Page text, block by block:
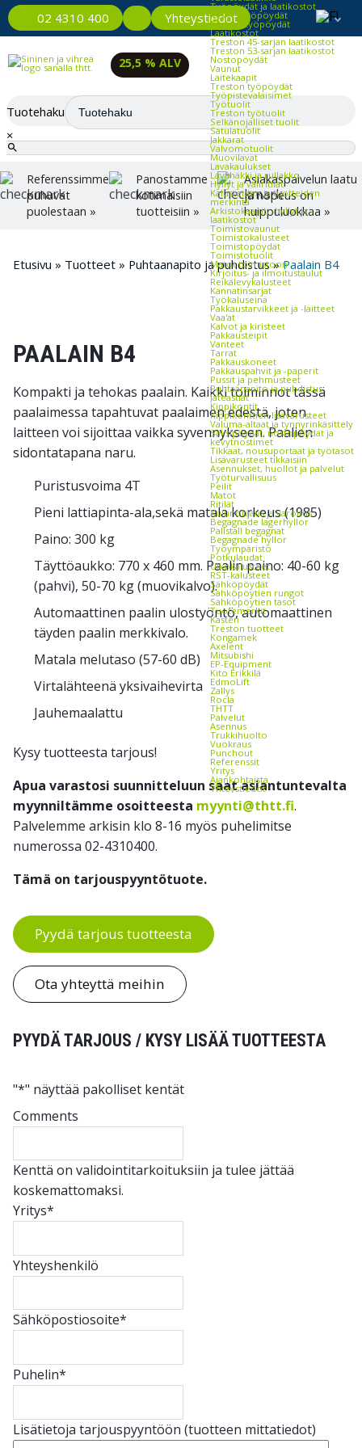
02 4310 400 Yhteystiedot
Työpöydät ja laatikostot
Kevyet työpöydät
Raskaat työpöydät
Laatikostot
Treston 45-sarjan laatikostot
Treston 53-sarjan laatikostot
Nostopöydät
Vaunut
Laitekaapit
Treston työpöydät
Työpistevalaisimet
Työtuolit
Treston työtuolit
Selkänojalliset tuolit
Satulatuolit
Jakkarat
Valvomotuolit
Muovilavat
Lavakaulukset
Lavahäkki ja rullakko
Hyllyt ja väliritilät
Kalusteiden ja tuotteiden
merkintä
Arkistokaapit, -hyllyt ja -
laatikostot
Toimistovaunut
Toimistokalusteet
Toimistopöydät
Toimistotuolit
Matot toimistoon
Kirjoitus- ja ilmoitustaulut
Reikälevykalusteet
Kannatinsarjat
Työkaluseinä
Pakkaustarvikkeet ja -laitteet
Vaa'at
Kalvot ja kiristeet
Pakkausteipit
Vanteet
Tarrat
Pakkauskoneet
Pakkauspahvit ja -paperit
Pussit ja pehmusteet
Puhtaanapito ja puhdistus
Jäteastiat
Kippikontit
Kippikonttien lisävarusteet
Valuma-altaat ja tynnyrinkäsittely
Saksipöydät, nostopöydät ja
kevytnostimet
Tikkaat, nousuportaat ja työtasot
Lisävarusteet tikkaisiin
Asennukset, huollot ja palvelut
Työturvallisuus
Peilit
Matot
Ritilät
Kulunohjaus ja varoitus
Begagnade lagerhyllor
Pallställ begagnat
Begagnade hyllor
Työympäristö
Potkulaudat
Ulkokalusteet
RST-kalusteet
Sähköpöydät
Sähköpöytien rungot
Sähköpöytien tasot
Tuotemerkit
Kasten
Treston tuotteet
Kongamek
Axelent
Mitsubishi
EP-Equipment
Kito Erikkilä
EdmoLift
Zallys
Rocla
THTT
Palvelut
Asennus
Trukkihuolto
Vuokraus
Punchout
Referenssit
Yritys
Ajankohtaista
Yhteystiedot
25,5 % ALV
Tuotehaku
×
Referenssimme
puhuvat
puolestaan »
Panostamme
kotimaisiin
tuotteisiin »
Asiakaspalvelun laatu
ja nopeus on
huippuluokkaa »
Etusivu » Tuotteet » Puhtaanapito ja puhdistus»Paalain B4
PAALAIN B4
Kompakti ja tehokas paalain. Kaikki toiminnot tässä
paalaimessa tapahtuvat paalaimen edestä, joten
laitteen voi sijoittaa vaikka syvennykseen. Paalien
sidontatapana naru.
Puristusvoima 4T
Pieni lattiapinta-ala,sekä matala korkeus (1985)
Paino: 300 kg
Täyttöaukko: 770 x 460 mm. Paalin paino: 40-60 kg
(pahvi), 50-70 kg (muovikalvo).
Automaattinen paalin ulostyöntö, automaattinen
täyden paalin merkkivalo.
Matala melutaso (57-60 dB)
Virtalähteenä yksivaihevirta
Jauhemaalattu
Kysy tuotteesta tarjous!
Apua varastosi suunnitteluun saat asiantuntevalta
myynniltämme osoitteesta myynti@thtt.fi.
Palvelemme arkisin klo 8-16 myös puhelimitse
numerossa 02-4310400.
Tämä on tarjouspyyntötuote.
Pyydä tarjous tuotteesta
Ota yhteyttä meihin
PYYDÄ TARJOUS / KYSY LISÄÄ TUOTTEESTA
"*" näyttää pakolliset kentät
Comments
Kenttä on validointitarkoituksiin ja tulee jättää
koskemattomaksi.
Yritys*
Yhteyshenkilö
Sähköpostiosoite*
Puhelin*
Lisätietoja tarjouspyyntöön (tuotteen mittatiedot)